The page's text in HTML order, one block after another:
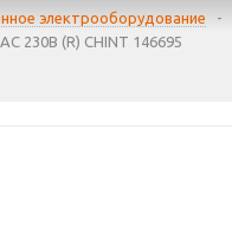
электрооборудование -
230В (R) CHINT 146695